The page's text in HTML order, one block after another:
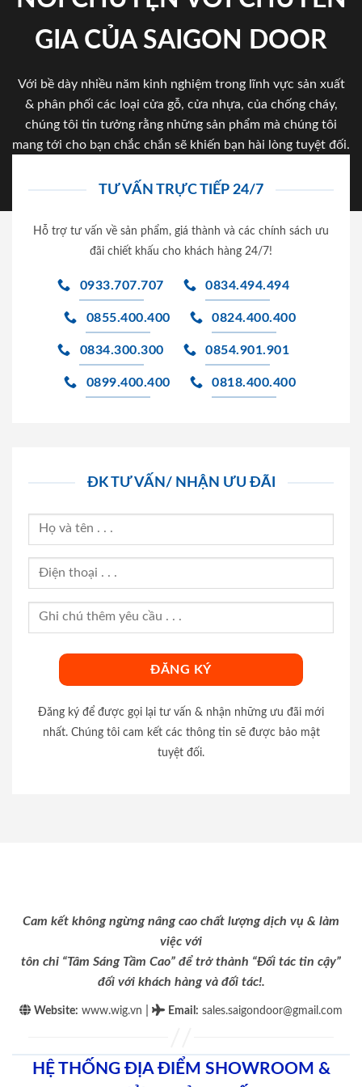
GIA CỦA SAIGON DOOR
Với bề dày nhiều năm kinh nghiệm trong lĩnh vực sản xuất
& phân phối các loại cửa gỗ, cửa nhựa, của chống cháy,
chúng tôi tin tưởng rằng những sản phẩm mà chúng tôi
mang tới cho bạn chắc chắn sẽ khiến bạn hài lòng tuyệt đối.
TƯ VẤN TRỰC TIẾP 24/7
Hỗ trợ tư vấn về sản phẩm, giá thành và các chính sách ưu
đãi chiết khấu cho khách hàng 24/7!
0933.707.707 0834.494.494
0855.400.400 0824.400.400
0834.300.300 0854.901.901
0899.400.400 0818.400.400
ĐK TƯ VẤN/ NHẬN ƯU ĐÃI
Đăng ký để được gọi lại tư vấn & nhận những ưu đãi mới
nhất. Chúng tôi cam kết các thông tin sẽ được bảo mật
tuyệt đối.
Cam kết không ngừng nâng cao chất lượng dịch vụ & làm
việc với
tôn chỉ “Tâm Sáng Tầm Cao” để trở thành “Đối tác tin cậy”
đối với khách hàng và đối tác!.
Website: www.wig.vn Email : sales.saigondoor@gmail.com
HỆ THỐNG ĐỊA ĐIỂM SHOWROOM &